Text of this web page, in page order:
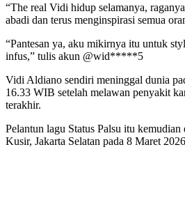
“The real Vidi hidup selamanya,
abadi dan terus menginspirasi semua
“Pantesan ya, aku mikirnya itu untuk
infus,” tulis akun @wid*****5
Vidi Aldiano sendiri meninggal dunia
16.33 WIB setelah melawan penyakit
terakhir.
Pelantun lagu Status Palsu itu
Kusir, Jakarta Selatan pada 8 Maret